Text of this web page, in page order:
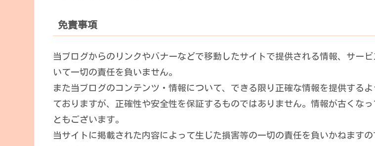
免責事項
当ブログからのリンクやバナーなどで移動したサイトで提供される情報、サービ
いて一切の責任を負いません。
また当ブログのコンテンツ・情報について、できる限り正確な情報を提供するよ
ておりますが、正確性や安全性を保証するものではありません。情報が古くなっ
ともございます。
当サイトに掲載された内容によって生じた損害等の一切の責任を負いかねますの